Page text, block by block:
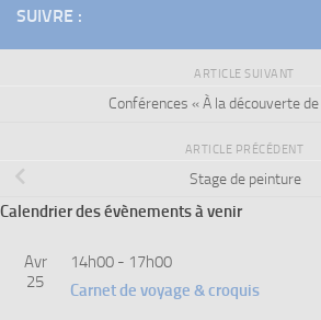
SUIVRE :
ARTICLE SUIVANT
Conférences « À la découverte
ARTICLE PRÉCÉDENT
Stage de peinture
Calendrier des évènements à venir
Avr
25
14h00 - 17h00
Carnet de voyage & croquis